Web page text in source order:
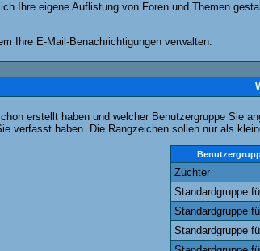
Ihre eigene Auflistung von Foren und Themen
Ihre E-Mail-Benachrichtigungen verwalten.
erstellt haben und welcher Benutzergruppe Sie
verfasst haben. Die Rangzeichen sollen nur als
Züchter
Standardgruppe
Standardgruppe
Standardgruppe